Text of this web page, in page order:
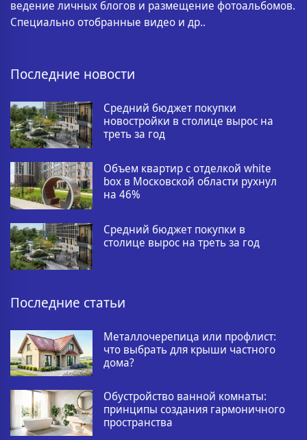
ведение личных блогов и размещение фотоальбомов.
Специально отобранные видео и др..
Последние новости
Средний бюджет покупки
новостройки в столице вырос на
треть за год
Объем квартир с отделкой white
box в Московской области рухнул
на 46%
Средний бюджет покупки в
столице вырос на треть за год
Последние статьи
Металлочерепица или профлист:
что выбрать для крыши частного
дома?
Обустройство ванной комнаты:
принципы создания гармоничного
пространства